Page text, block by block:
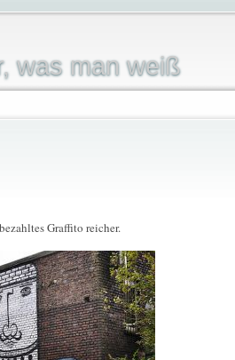
was man weiß
Graffito reicher.